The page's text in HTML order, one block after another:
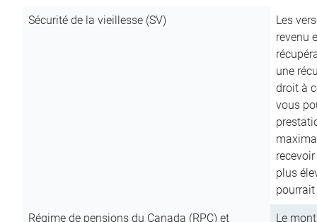
Sécurité de la vieillesse (SV)
Les
revenu
une
droit à
vous
plus
Régime de pensions du Canada (RPC) et
Le